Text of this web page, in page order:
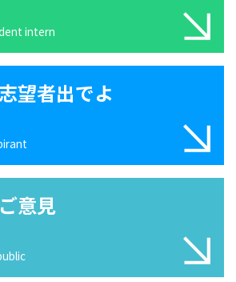
intern
望者出でよ
意見